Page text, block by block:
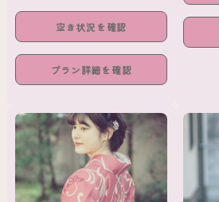
空き状況を確認
プラン詳細を確認